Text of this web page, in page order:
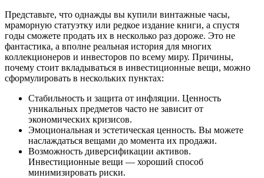
Представьте, что однажды вы купили винтажные часы,
мраморную статуэтку или редкое издание книги, а спустя
годы сможете продать их в несколько раз дороже. Это не
фантастика, а вполне реальная история для многих
коллекционеров и инвесторов по всему миру. Причины,
почему стоит вкладываться в инвестиционные вещи, можно
сформулировать в нескольких пунктах:
Стабильность и защита от инфляции. Ценность
уникальных предметов часто не зависит от
экономических кризисов.
Эмоциональная и эстетическая ценность. Вы можете
наслаждаться вещами до момента их продажи.
Возможность диверсификации активов.
Инвестиционные вещи — хороший способ
минимизировать риски.